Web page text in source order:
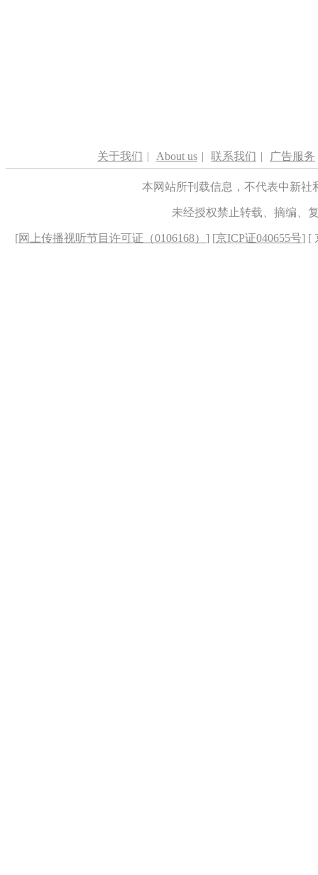
关于我们 | About us | 联系我们 | 广告服务
本网站所刊载信息，不代表中新
未经授权禁止转载、摘编、
[网上传播视听节目许可证（0106168） ] [京ICP证040655号] [